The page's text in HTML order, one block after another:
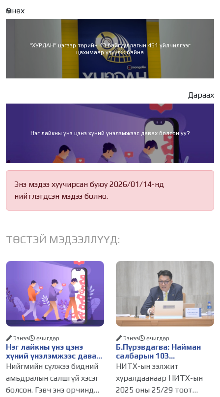
Өмнөх
“ХУРДАН” цэгээр төрийн 43 байгууллагын 451 үйлчилгээг
цахимаар үзүүлж байна
Дараах
Нэг лайкны үнэ цэнэ хүний үнэлэмжээс давах болсон уу?
Энэ мэдээ хуучирсан буюу 2026/01/14-нд
нийтлэгдсэн мэдээ болно.
ТӨСТЭЙ МЭДЭЭЛЛҮҮД:
Нэг лайкны үнэ цэнэ
хүний үнэлэмжээс давах
болсон уу?
Ээнээ өчигдѳр
Нийгмийн сүлжээ бидний
амьдралын салшгүй хэсэг
болсон. Гэвч энэ орчинд
Б.Пүрэвдагва: Найман
салбарын 103
үйлчилгээний
бүртгэлийг цуцалснаар
бизнес эрхлэхэд таатай
нөхцөл бүрдэнэ
Ээнээ өчигдѳр
НИТХ-ын ээлжит
хуралдаанаар НИТХ-ын
2025 оны 25/29 тоот